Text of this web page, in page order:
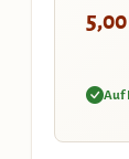
5,00
Auf